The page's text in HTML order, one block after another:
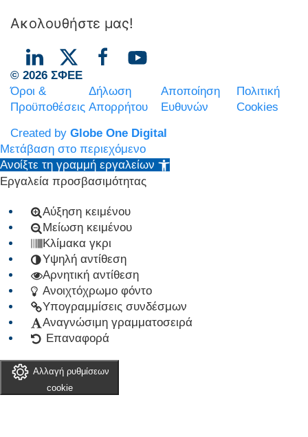
Ακολουθήστε μας!
© 2026 ΣΦΕΕ
Όροι &
Προϋποθέσεις
Δήλωση
Απορρήτου
Αποποίηση
Ευθυνών
Πολιτική
Cookies
Created by Globe One Digital
Μετάβαση στο περιεχόμενο
Ανοίξτε τη γραμμή εργαλείων
Εργαλεία προσβασιμότητας
Αύξηση κειμένου
Μείωση κειμένου
Κλίμακα γκρι
Υψηλή αντίθεση
Αρνητική αντίθεση
Ανοιχτόχρωμο φόντο
Υπογραμμίσεις συνδέσμων
Αναγνώσιμη γραμματοσειρά
Επαναφορά
Αλλαγή ρυθμίσεων
cookie